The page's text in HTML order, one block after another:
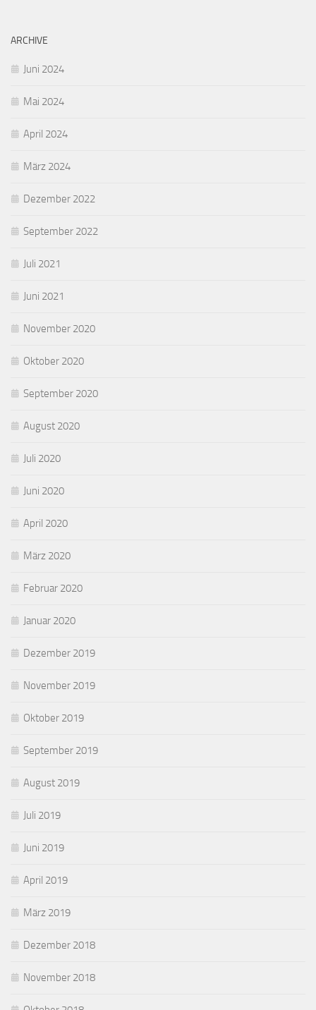
ARCHIVE
Juni 2024
Mai 2024
April 2024
März 2024
Dezember 2022
September 2022
Juli 2021
Juni 2021
November 2020
Oktober 2020
September 2020
August 2020
Juli 2020
Juni 2020
April 2020
März 2020
Februar 2020
Januar 2020
Dezember 2019
November 2019
Oktober 2019
September 2019
August 2019
Juli 2019
Juni 2019
April 2019
März 2019
Dezember 2018
November 2018